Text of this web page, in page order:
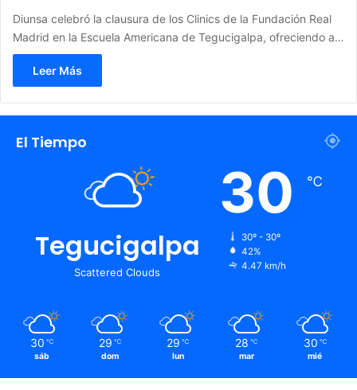
Diunsa celebró la clausura de los Clinics de la Fundación Real
Madrid en la Escuela Americana de Tegucigalpa, ofreciendo a…
Leer Más
El Tiempo
Tegucigalpa
Scattered Clouds
30 ℃
30º - 30º
42%
4.47 km/h
30 ℃
sáb
29 ℃
dom
29 ℃
lun
28 ℃
mar
30 ℃
mié